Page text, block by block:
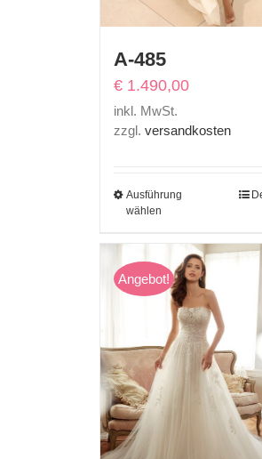
A-485
€1.490,00
inkl. MwSt.
zzgl. versandkosten
Ausführung
wählen
Angebot!